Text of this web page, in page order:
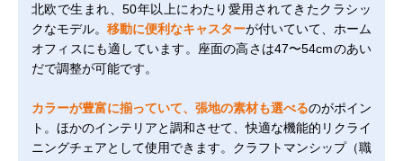
北欧で生まれ、50年以上にわたり愛用されてきたクラシッ
クなモデル。 移動に便利なキャスターが付いていて、ホーム
オフィスにも適しています。座面の高さは47〜54cmのあい
だで調整が可能です。
カラーが豊富に揃っていて、張地の素材も選べるのがポイン
ト。ほかのインテリアと調和させて、快適な機能的リクライ
ニングチェアとして使用できます。クラフトマンシップ（職